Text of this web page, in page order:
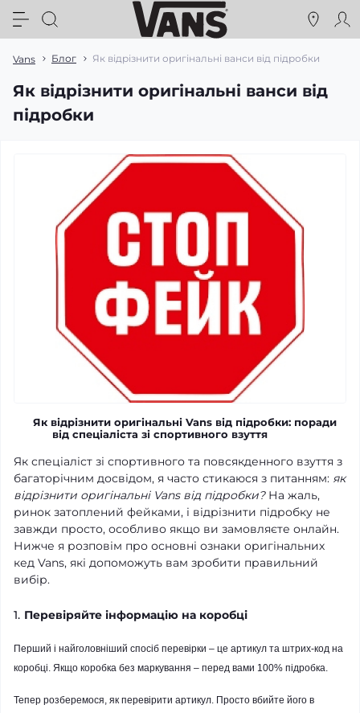
Vans Блог Як відрізнити оригінальні ванси від підробки
Як відрізнити оригінальні ванси від
підробки
Як відрізнити оригінальні Vans від підробки: поради
від спеціаліста зі спортивного взуття
Як спеціаліст зі спортивного та повсякденного взуття з
багаторічним досвідом, я часто стикаюся з питанням: як
відрізнити оригінальні Vans від підробки?На жаль,
ринок затоплений фейками, і відрізнити підробку не
завжди просто, особливо якщо ви замовляєте онлайн.
Нижче я розповім про основні ознаки оригінальних
кед Vans, які допоможуть вам зробити правильний
вибір.
1. Перевіряйте інформацію на коробці
Перший і найголовніший спосіб перевірки – це артикул та штрих-код на
коробці. Якщо коробка без маркування – перед вами 100% підробка.
Тепер розберемося, як перевірити артикул. Просто вбийте його в